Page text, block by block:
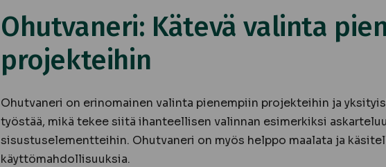
Ohutvaneri: Kätevä valinta
projekteihin
Ohutvaneri on erinomainen valinta pienempiin projekteihin ja
työstää, mikä tekee siitä ihanteellisen valinnan esimerkiksi
sisustuselementteihin. Ohutvaneri on myös helppo maalata ja
käyttömahdollisuuksia.